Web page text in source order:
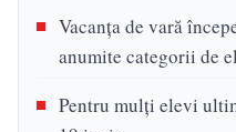
Vacanța de vară
anumite categorii de
Pentru mulți elevi